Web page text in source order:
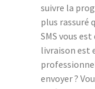
suivre la
plus rassuré
SMS vous
livraison est
envoyer ?